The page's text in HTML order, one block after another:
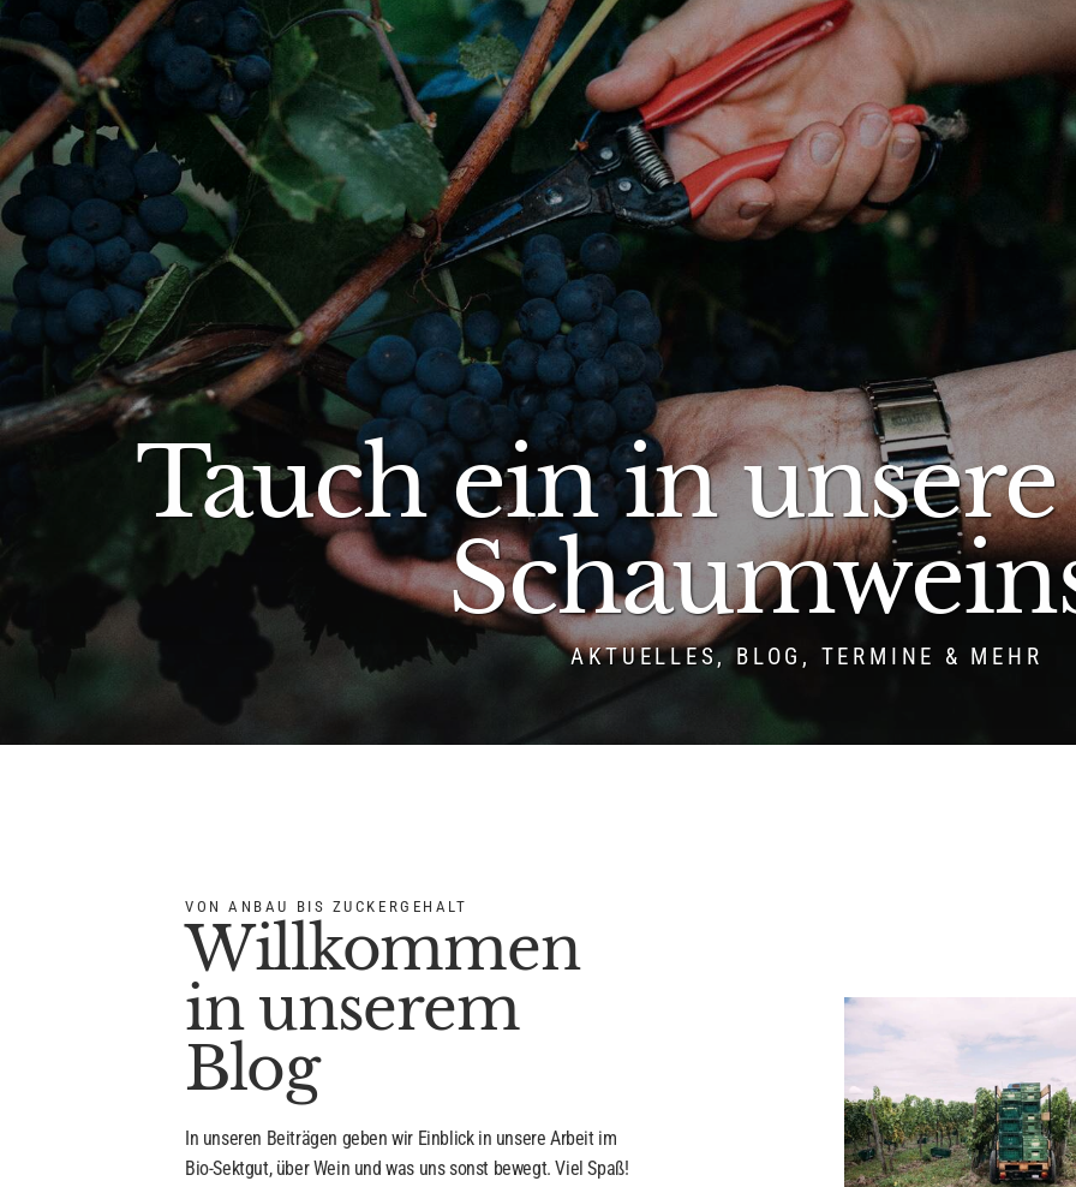
Tauch ein in
AKTUELLES, BLOG, TERMINE & MEHR
VON ANBAU BIS ZUCKERGEHALT
Willkommen
in unserem
Blog
In unseren Beiträgen geben wir Einblick in unsere Arbeit im
Bio-Sektgut, über Wein und was uns sonst bewegt. Viel Spaß!